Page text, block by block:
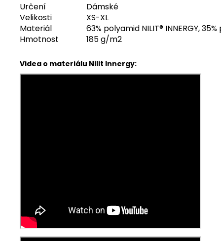
Určení
Dámské
Velikosti
XS-XL
Materiál
63% polyamid NILIT® INNERGY,
Hmotnost
185 g/m2
Videa o materiálu Nilit Innergy: